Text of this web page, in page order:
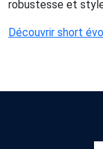
robustesse et
Découvrir short